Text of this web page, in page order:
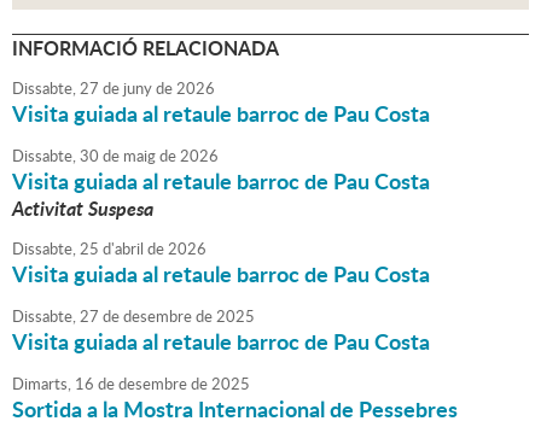
INFORMACIÓ RELACIONADA
Dissabte,27 de junyde2026
Visita guiada al retaule barroc de Pau Costa
Dissabte,30 de maigde2026
Visita guiada al retaule barroc de Pau Costa
Activitat Suspesa
Dissabte,25 d'abril de2026
Visita guiada al retaule barroc de Pau Costa
Dissabte,27 dedesembrede2025
Visita guiada al retaule barroc de Pau Costa
Dimarts, 16 dedesembrede2025
Sortida a la Mostra Internacional de Pessebres